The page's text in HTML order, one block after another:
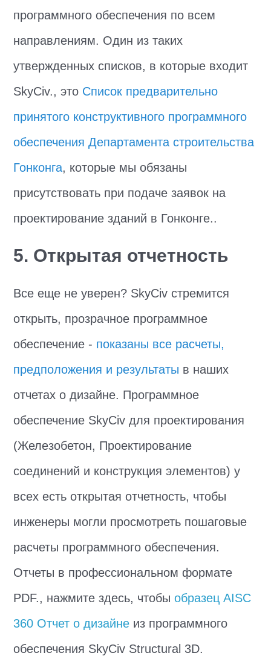
программного обеспечения по всем
направлениям. Один из таких
утвержденных списков, в которые входит
SkyCiv., это Список предварительно
принятого конструктивного программного
обеспечения Департамента строительства
Гонконга, которые мы обязаны
присутствовать при подаче заявок на
проектирование зданий в Гонконге..
5. Открытая отчетность
Все еще не уверен? SkyCiv стремится
открыть, прозрачное программное
обеспечение - показаны все расчеты,
предположения и результаты в наших
отчетах о дизайне. Программное
обеспечение SkyCiv для проектирования
(Железобетон, Проектирование
соединений и конструкция элементов) у
всех есть открытая отчетность, чтобы
инженеры могли просмотреть пошаговые
расчеты программного обеспечения.
Отчеты в профессиональном формате
PDF., нажмите здесь, чтобыобразец AISC
360 Отчет о дизайне из программного
обеспечения SkyCiv Structural 3D.